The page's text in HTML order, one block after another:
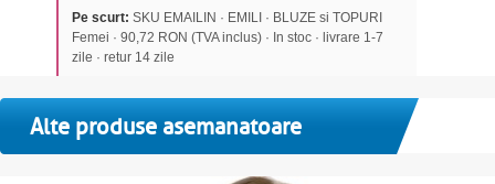
Pe scurt: SKU EMAILIN · EMILI · BLUZE si TOPURI
Femei · 90,72 RON (TVA inclus) · In stoc · livrare 1-7
zile · retur 14 zile
Alte produse asemanatoare